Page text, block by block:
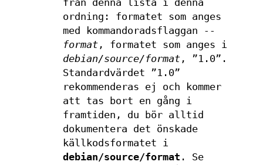
från denna lista i denna
ordning: formatet som anges
med kommandoradsflaggan
--
format, formatet som anges i
debian/source/format, ”1.0”.
Standardvärdet ”1.0”
rekommenderas ej och kommer
att tas bort en gång i
framtiden, du bör alltid
dokumentera det önskade
källkodsformatet i
debian/source/format . Se